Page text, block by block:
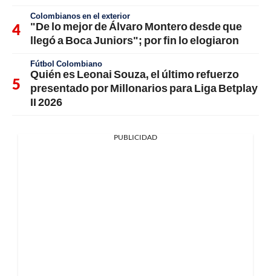
Colombianos en el exterior
"De lo mejor de Álvaro Montero desde que
llegó a Boca Juniors"; por fin lo elogiaron
Fútbol Colombiano
Quién es Leonai Souza, el último refuerzo
presentado por Millonarios para Liga Betplay
II 2026
PUBLICIDAD